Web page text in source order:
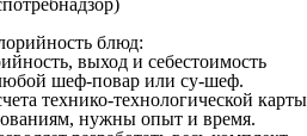
блюд:
выход и себестоимость
шеф-повар или су-шеф.
технико-технологической карты
нужны опыт и время.